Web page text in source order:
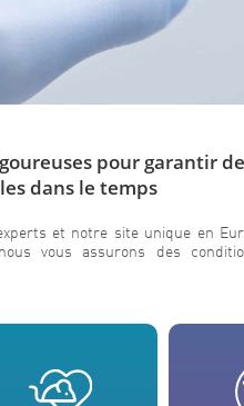
pour garantir
dans le temps
et notre site unique en
vous assurons des